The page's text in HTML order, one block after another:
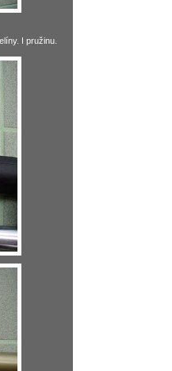
I pružinu.